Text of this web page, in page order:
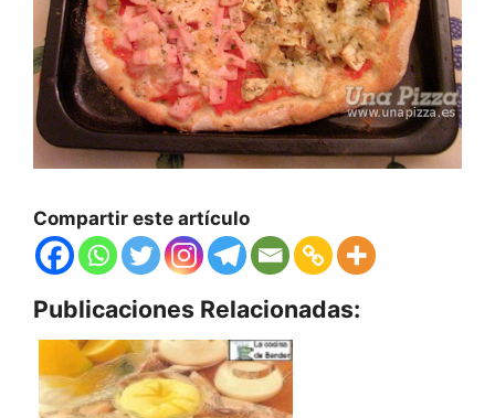
Compartir este artículo
Publicaciones Relacionadas: